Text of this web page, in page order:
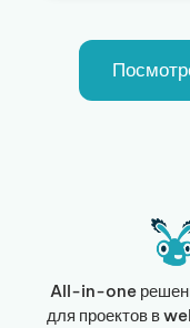
All-in-one
для проектов в